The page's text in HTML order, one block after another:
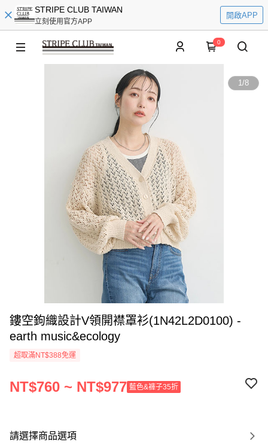
STRIPE CLUB TAIWAN
立刻使用官方APP
開啟APP
0
1/8
鏤空鉤織設計V領開襟罩衫(1N42L2D0100) -
earth music&ecology
超取滿NT$388免運
NT$760 ~ NT$977 藍色&褲子35折
請選擇商品選項